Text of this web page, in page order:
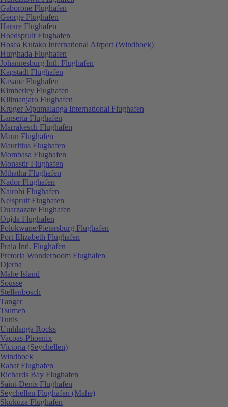
Gaborone Flughafen
George Flughafen
Harare Flughafen
Hoedspruit Flughafen
Hosea Kutako International Airport (Windhoek)
Hurghada Flughafen
Johannesburg Intl. Flughafen
Kapstadt Flughafen
Kasane Flughafen
Kimberley Flughafen
Kilimanjaro Flughafen
Kruger Mpumalanga International Flughafen
Lanseria Flughafen
Marrakesch Flughafen
Maun Flughafen
Mauritius Flughafen
Mombasa Flughafen
Monastir Flughafen
Mthatha Flughafen
Nador Flughafen
Nairobi Flughafen
Nelspruit Flughafen
Ouarzazate Flughafen
Oujda Flughafen
Polokwane/Pietersburg Flughafen
Port Elizabeth Flughafen
Praia Intl. Flughafen
Pretoria Wonderboom Flughafen
Djerba
Mahe Island
Sousse
Stellenbosch
Tanger
Tsumeb
Tunis
Umhlanga Rocks
Vacoas-Phoenix
Victoria (Seychellen)
Windhoek
Rabat Flughafen
Richards Bay Flughafen
Saint-Denis Flughafen
Seychellen Flughafen (Mahe)
Skukuza Flughafen